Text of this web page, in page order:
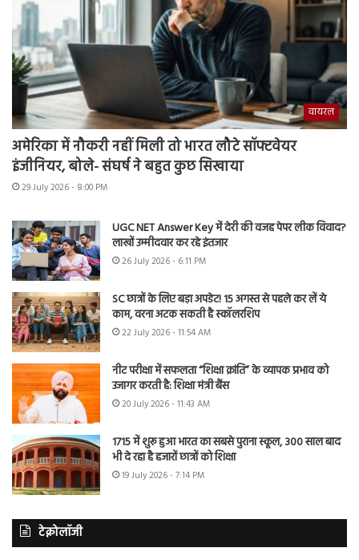
वायरल
अमेरिका में नौकरी नहीं मिली तो भारत लौटे सॉफ्टवेयर
इंजीनियर, बोले- संघर्ष ने बहुत कुछ सिखाया
29 July 2026 - 8:00 PM
UGC NET Answer Key में देरी की वजह पेपर लीक विवाद?
लाखों उम्मीदवार कर रहे इंतजार
26 July 2026 - 6:11 PM
SC छात्रों के लिए बड़ा अपडेट! 15 अगस्त से पहले कर लें ये
काम, वरना अटक सकती है स्कॉलरशिप
22 July 2026 - 11:54 AM
नीट परीक्षा में सफलता “शिक्षा क्रांति” के व्यापक प्रभाव को
उजागर करती है: शिक्षा मंत्री बैंस
20 July 2026 - 11:43 AM
1715 में शुरू हुआ भारत का सबसे पुराना स्कूल, 300 साल बाद
भी दे रहा है हजारों छात्रों को शिक्षा
19 July 2026 - 7:14 PM
टेक्नोलॉजी